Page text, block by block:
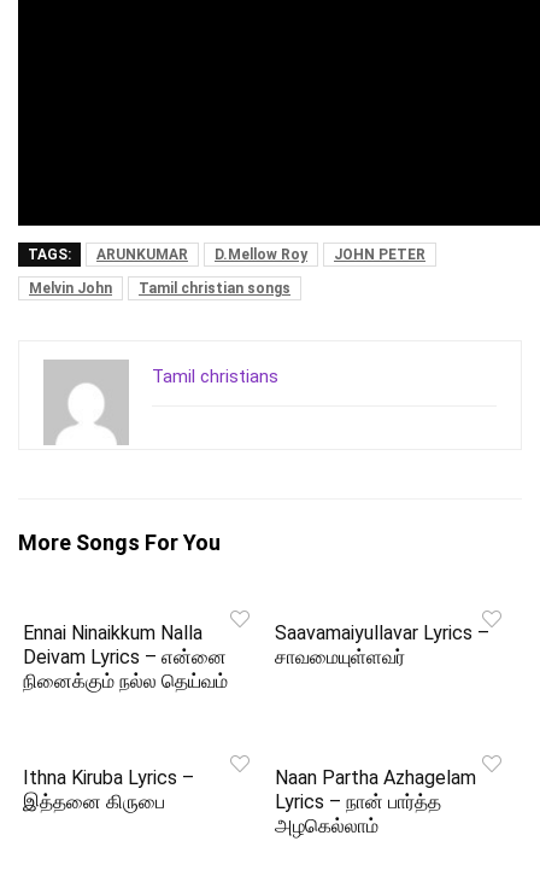
TAGS: ARUNKUMAR D.Mellow Roy
JOHN PETER
Melvin John
Tamil christian songs
Tamil christians
More Songs For You
Ennai Ninaikkum Nalla
Deivam Lyrics – என்னை
நினைக்கும் நல்ல தெய்வம்
Saavamaiyullavar Lyrics –
சாவமையுள்ளவர்
Ithna Kiruba Lyrics –
இத்தனை கிருபை
Naan Partha Azhagelam
Lyrics – நான் பார்த்த
அழகெல்லாம்